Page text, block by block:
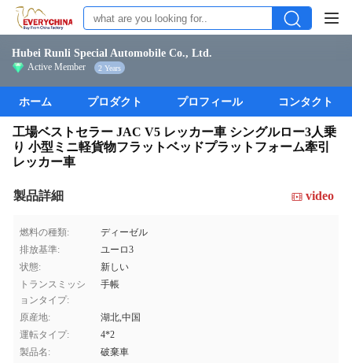
Hubei Runli Special Automobile Co., Ltd.
Active Member 2 Years
ホーム プロダクト プロフィール コンタクト
工場ベストセラー JAC V5 レッカー車 シングルロー3人乗
り 小型ミニ軽貨物フラットベッドプラットフォーム牽引
レッカー車
製品詳細 video
燃料の種類:
ディーゼル
排放基準:
ユーロ3
状態:
新しい
トランスミッシ
ョンタイプ:
手帳
原産地:
湖北,中国
運転タイプ:
4*2
製品名:
破棄車